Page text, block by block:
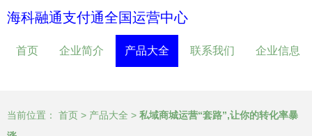
海科融通支付通全国运营中心
首页 企业简介 产品大全 联系我们 企业信息
当前位置： 首页 > 产品大全 > 私域商城运营“套路”,让你的转化率暴